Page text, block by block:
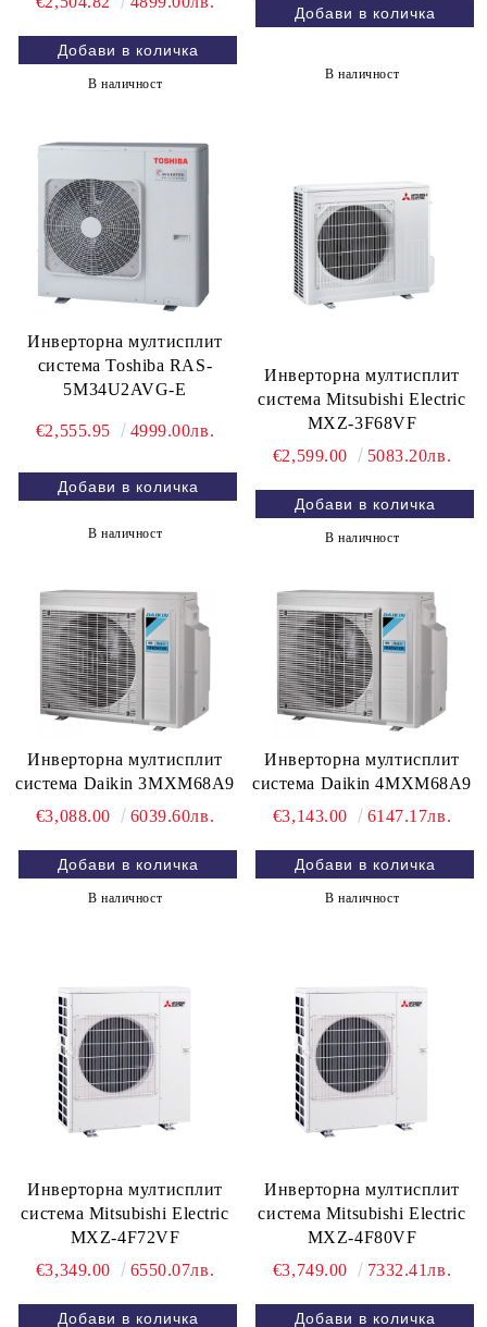
В наличност
В наличност
Инверторна мултисплит
система Toshiba RAS-
5M34U2AVG-E
€2,555.95 4999.00лв.
В наличност
Инверторна мултисплит
система Mitsubishi Electric
MXZ-3F68VF
€2,599.00
5083.20лв.
В наличност
Инверторна мултисплит
система Daikin 3MXM68A9
€3,088.00
6039.60лв.
В наличност
Инверторна мултисплит
система Daikin 4MXM68A9
€3,143.00
6147.17лв.
В наличност
Инверторна мултисплит
система Mitsubishi Electric
MXZ-4F72VF
€3,349.00
6550.07лв.
Инверторна мултисплит
система Mitsubishi Electric
MXZ-4F80VF
€3,749.00
7332.41лв.